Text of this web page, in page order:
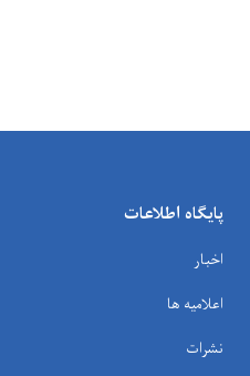
پایگاه اطلاعات
اخبار
اعلامیه ها
نشرات